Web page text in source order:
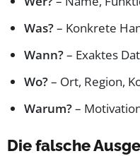
Was?– Konkrete
Wann?– Exaktes
Wo?– Ort, Region,
Warum?–
Die falsche